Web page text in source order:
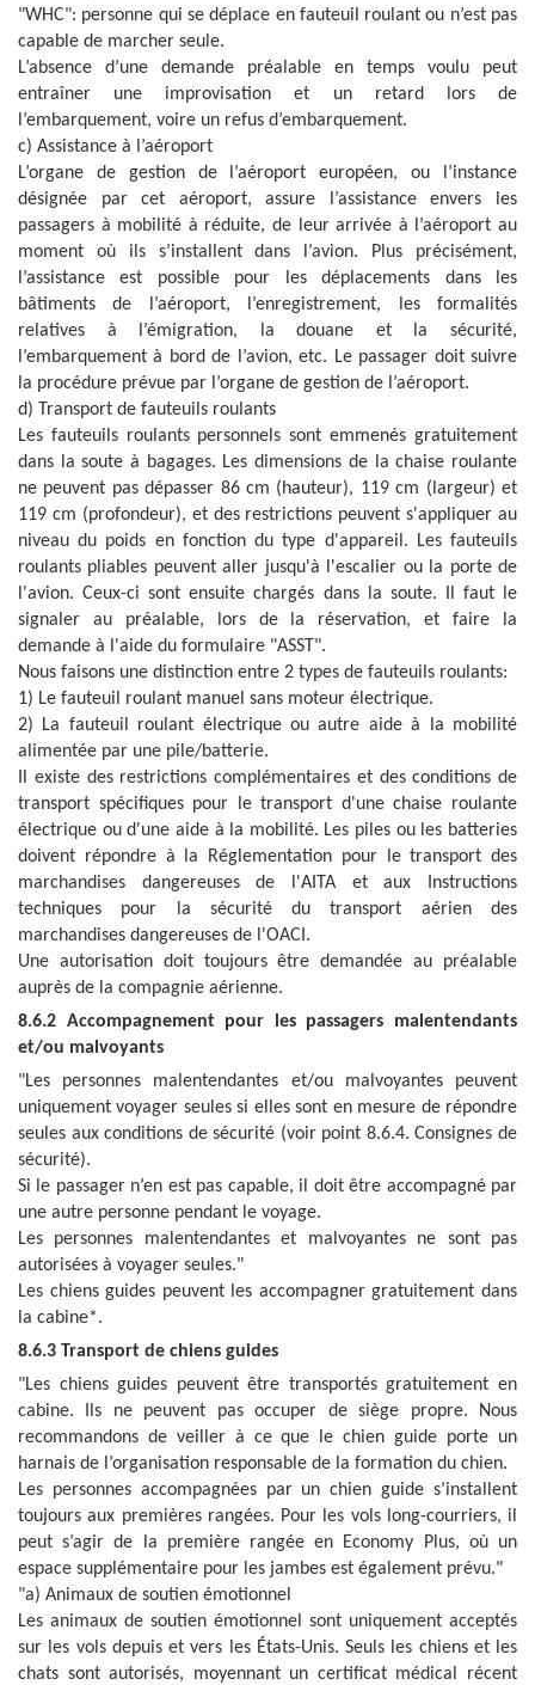
"WHC": personne qui se déplace en fauteuil roulant ou n’est pas
capable de marcher seule.
L’absence d’une demande préalable en temps voulu peut
entraîner une improvisation et un retard lors de
l’embarquement, voire un refus d’embarquement.
c) Assistance à l’aéroport
L’organe de gestion de l’aéroport européen, ou l’instance
désignée par cet aéroport, assure l’assistance envers les
passagers à mobilité à réduite, de leur arrivée à l’aéroport au
moment où ils s’installent dans l’avion. Plus précisément,
l’assistance est possible pour les déplacements dans les
bâtiments de l’aéroport, l’enregistrement, les formalités
relatives à l’émigration, la douane et la sécurité,
l’embarquement à bord de l’avion, etc. Le passager doit suivre
la procédure prévue par l’organe de gestion de l’aéroport.
d) Transport de fauteuils roulants
Les fauteuils roulants personnels sont emmenés gratuitement
dans la soute à bagages. Les dimensions de la chaise roulante
ne peuvent pas dépasser 86 cm (hauteur), 119 cm (largeur) et
119 cm (profondeur), et des restrictions peuvent s'appliquer au
niveau du poids en fonction du type d'appareil. Les fauteuils
roulants pliables peuvent aller jusqu'à l'escalier ou la porte de
l'avion. Ceux-ci sont ensuite chargés dans la soute. Il faut le
signaler au préalable, lors de la réservation, et faire la
demande à l'aide du formulaire "ASST".
Nous faisons une distinction entre 2 types de fauteuils roulants:
1) Le fauteuil roulant manuel sans moteur électrique.
2) La fauteuil roulant électrique ou autre aide à la mobilité
alimentée par une pile/batterie.
Il existe des restrictions complémentaires et des conditions de
transport spécifiques pour le transport d'une chaise roulante
électrique ou d'une aide à la mobilité. Les piles ou les batteries
doivent répondre à la Réglementation pour le transport des
marchandises dangereuses de l'AITA et aux Instructions
techniques pour la sécurité du transport aérien des
marchandises dangereuses de l'OACI.
Une autorisation doit toujours être demandée au préalable
auprès de la compagnie aérienne.
8.6.2 Accompagnement pour les passagers malentendants
et/ou malvoyants
"Les personnes malentendantes et/ou malvoyantes peuvent
uniquement voyager seules si elles sont en mesure de répondre
seules aux conditions de sécurité (voir point 8.6.4. Consignes de
sécurité).
Si le passager n’en est pas capable, il doit être accompagné par
une autre personne pendant le voyage.
Les personnes malentendantes et malvoyantes ne sont pas
autorisées à voyager seules."
Les chiens guides peuvent les accompagner gratuitement dans
la cabine*.
8.6.3 Transport de chiens guides
"Les chiens guides peuvent être transportés gratuitement en
cabine. Ils ne peuvent pas occuper de siège propre. Nous
recommandons de veiller à ce que le chien guide porte un
harnais de l’organisation responsable de la formation du chien.
Les personnes accompagnées par un chien guide s’installent
toujours aux premières rangées. Pour les vols long-courriers, il
peut s’agir de la première rangée en Economy Plus, où un
espace supplémentaire pour les jambes est également prévu."
"a) Animaux de soutien émotionnel
Les animaux de soutien émotionnel sont uniquement acceptés
sur les vols depuis et vers les États-Unis. Seuls les chiens et les
chats sont autorisés, moyennant un certificat médical récent